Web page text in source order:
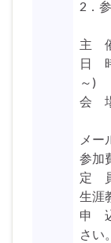
2．
主
日
～)
会
メー
参加
定
生涯
申
さい。